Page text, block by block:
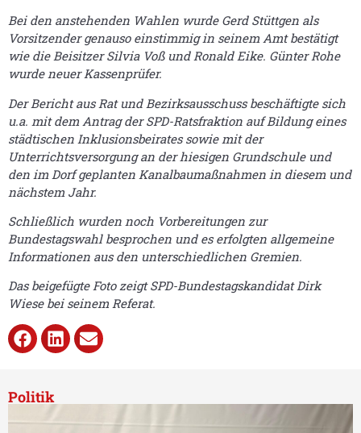
Bei den anstehenden Wahlen wurde Gerd Stüttgen als
Vorsitzender genauso einstimmig in seinem Amt bestätigt
wie die Beisitzer Silvia Voß und Ronald Eike. Günter Rohe
wurde neuer Kassenprüfer.
Der Bericht aus Rat und Bezirksausschuss beschäftigte sich
u.a. mit dem Antrag der SPD-Ratsfraktion auf Bildung eines
städtischen Inklusionsbeirates sowie mit der
Unterrichtsversorgung an der hiesigen Grundschule und
den im Dorf geplanten Kanalbaumaßnahmen in diesem und
nächstem Jahr.
Schließlich wurden noch Vorbereitungen zur
Bundestagswahl besprochen und es erfolgten allgemeine
Informationen aus den unterschiedlichen Gremien.
Das beigefügte Foto zeigt SPD-Bundestagskandidat Dirk
Wiese bei seinem Referat.
Politik